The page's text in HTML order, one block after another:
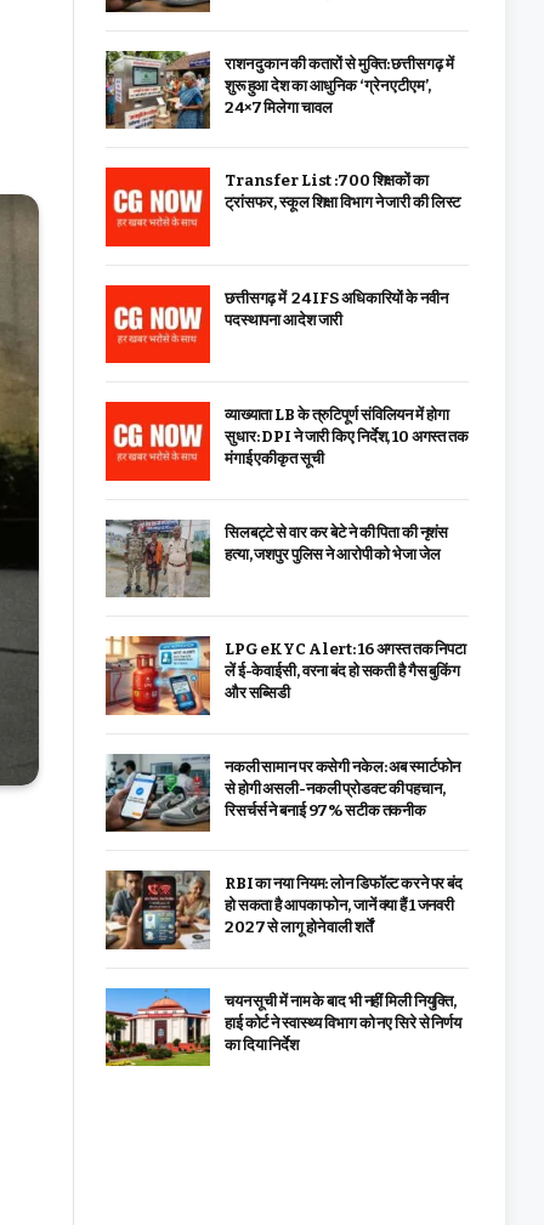
राशन दुकान की कतारों से मुक्ति: छत्तीसगढ़ में
शुरू हुआ देश का आधुनिक ‘ग्रेन एटीएम’,
24×7 मिलेगा चावल
Transfer List :700 शिक्षकों का
ट्रांसफर, स्कूल शिक्षा विभाग ने जारी की लिस्ट
छत्तीसगढ़ में 24 IFS अधिकारियों के नवीन
पदस्थापना आदेश जारी
व्याख्याता LB के त्रुटिपूर्ण संविलियन में होगा
सुधार: DPI ने जारी किए निर्देश, 10 अगस्त तक
मंगाई एकीकृत सूची
सिलबट्टे से वार कर बेटे ने की पिता की नृशंस
हत्या, जशपुर पुलिस ने आरोपी को भेजा जेल
LPG eKYC Alert: 16 अगस्त तक निपटा
लें ई-केवाईसी, वरना बंद हो सकती है गैस बुकिंग
और सब्सिडी
नकली सामान पर कसेगी नकेल: अब स्मार्टफोन
से होगी असली-नकली प्रोडक्ट की पहचान,
रिसर्चर्स ने बनाई 97% सटीक तकनीक
RBI का नया नियम: लोन डिफॉल्ट करने पर बंद
हो सकता है आपका फोन, जानें क्या हैं 1 जनवरी
2027 से लागू होने वाली शर्तें
चयन सूची में नाम के बाद भी नहीं मिली नियुक्ति,
हाई कोर्ट ने स्वास्थ्य विभाग को नए सिरे से निर्णय
का दिया निर्देश